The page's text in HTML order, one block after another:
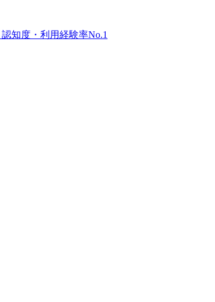
認知度・利用経験率No.1